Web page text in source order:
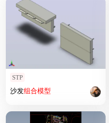
STP
沙发组合模型